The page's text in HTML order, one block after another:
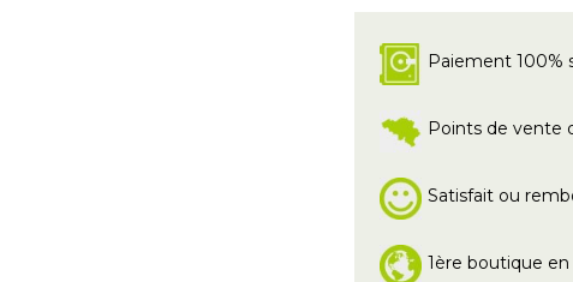
Paiement 100%
Points de vente
Satisfait ou
1ère boutique